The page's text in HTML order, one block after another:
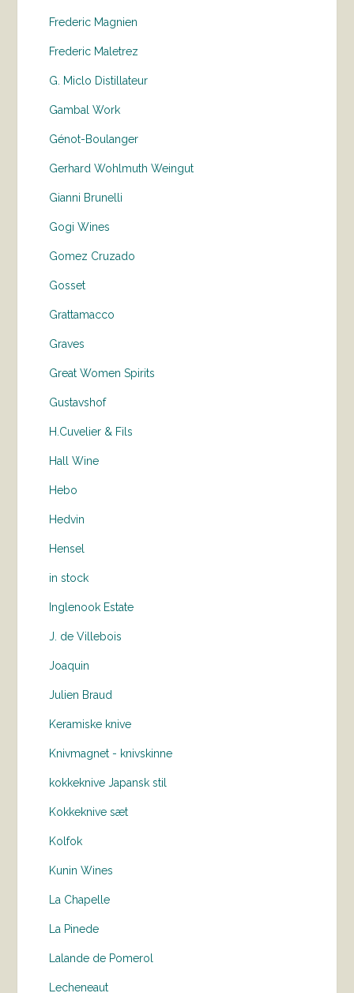
Frederic Magnien
Frederic Maletrez
G. Miclo Distillateur
Gambal Work
Génot-Boulanger
Gerhard Wohlmuth Weingut
Gianni Brunelli
Gogi Wines
Gomez Cruzado
Gosset
Grattamacco
Graves
Great Women Spirits
Gustavshof
H.Cuvelier & Fils
Hall Wine
Hebo
Hedvin
Hensel
in stock
Inglenook Estate
J. de Villebois
Joaquin
Julien Braud
Keramiske knive
Knivmagnet - knivskinne
kokkeknive Japansk stil
Kokkeknive sæt
Kolfok
Kunin Wines
La Chapelle
La Pinede
Lalande de Pomerol
Lecheneaut